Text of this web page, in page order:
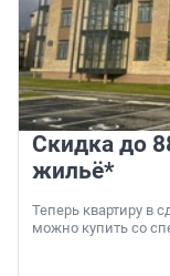
Скидка до
жильё*
Теперь квартиру в
можно купить со